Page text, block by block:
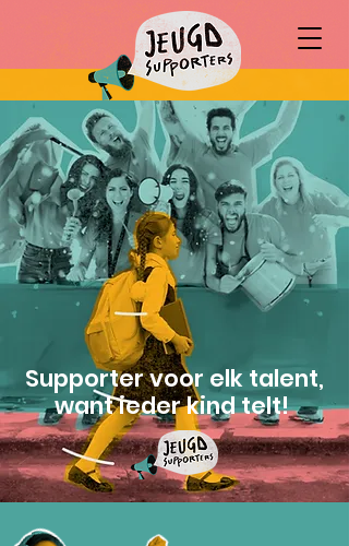
Supporter voor elk talent,
want ieder kind telt!